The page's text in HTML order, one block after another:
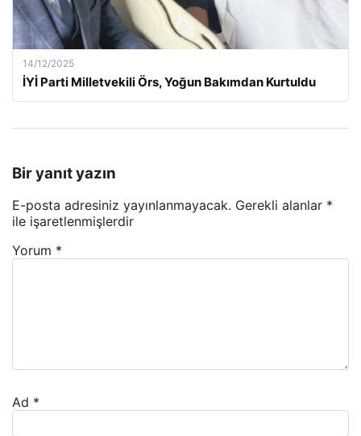
14/12/2025
İYİ Parti Milletvekili Örs, Yoğun Bakımdan Kurtuldu
Bir yanıt yazın
E-posta adresiniz yayınlanmayacak. Gerekli alanlar *
ile işaretlenmişlerdir
Yorum *
Ad *